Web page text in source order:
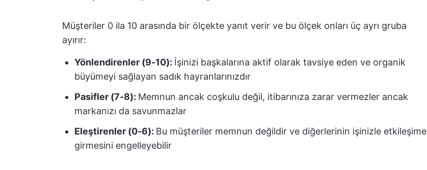
Müşteriler 0 ila 10 arasında bir ölçekte yanıt verir ve bu ölçek onları üç ayrı gruba
ayırır:
Yönlendirenler (9-10): İşinizi başkalarına aktif olarak tavsiye eden ve organik
büyümeyi sağlayan sadık hayranlarınızdır
Pasifler (7-8): Memnun ancak coşkulu değil, itibarınıza zarar vermezler ancak
markanızı da savunmazlar
Eleştirenler (0-6): Bu müşteriler memnun değildir ve diğerlerinin işinizle etkileşime
girmesini engelleyebilir